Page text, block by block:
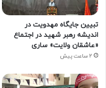
تبیین جایگاه مهدویت در
اندیشه رهبر شهید در اجتماع
«عاشقان ولایت» ساری
2 ساعت پیش